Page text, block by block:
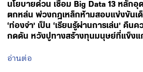
นโยบายด่วน เชื่อม Big Data 13 หลักอุ
ตกหล่น พ่วงกฎเหล็กห้ามสอบแข่งขันเ
‘ท่องจำ’ เป็น ‘เรียนรู้ผ่านการเล่น’ คืน
กดดัน หวังปูทางสร้างทุนมนุษย์ที่แข็งแ
อ่านต่อ